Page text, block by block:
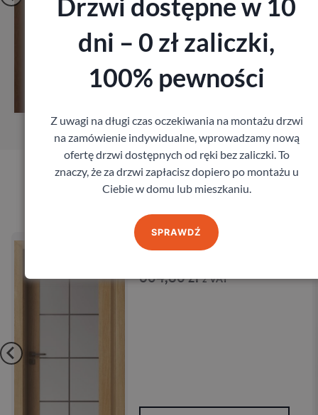
Produkty marki Admar
Drzwi Admar Genesis
604,80zł z VAT
dni – 0 zł zaliczki,
100% pewności
Z uwagi na długi czas oczekiwania na montażu drzwi
na zamówienie indywidualne, wprowadzamy nową
ofertę drzwi dostępnych od ręki bez zaliczki. To
znaczy, że za drzwi zapłacisz dopiero po montażu u
Ciebie w domu lub mieszkaniu.
SPRAWDŹ